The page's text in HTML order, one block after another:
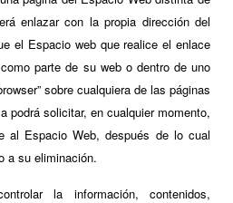
enlazar con la propia dirección del
el Espacio web que realice el enlace
parte de su web o dentro de uno
sobre cualquiera de las páginas
podrá solicitar, en cualquier momento,
al Espacio Web, después de lo cual
a su eliminación.
la información, contenidos,